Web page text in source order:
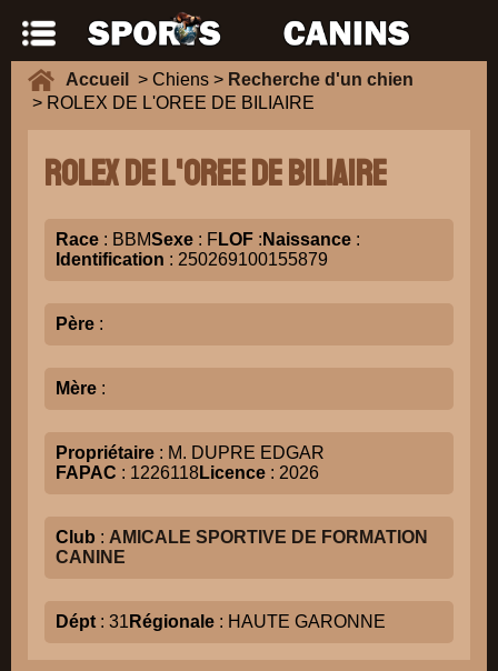
Accueil > Chiens > Recherche d'un chien
> ROLEX DE L'OREE DE BILIAIRE
ROLEX DE L'OREE DE BILIAIRE
Race : BBMSexe : FLOF : Naissance :
Identification : 250269100155879
Père :
Mère :
Propriétaire : M. DUPRE EDGAR
FAPAC : 1226118Licence : 2026
Club : AMICALE SPORTIVE DE FORMATION
CANINE
Dépt : 31 Régionale : HAUTE GARONNE